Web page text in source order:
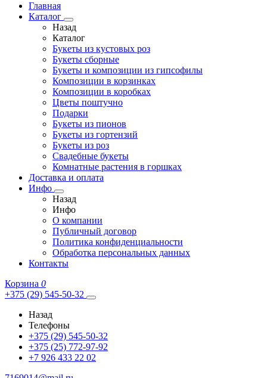
Главная
Каталог
Назад
Каталог
Букеты из кустовых роз
Букеты сборные
Букеты и композиции из гипсофилы
Композиции в корзинках
Композиции в коробках
Цветы поштучно
Подарки
Букеты из пионов
Букеты из гортензий
Букеты из роз
Свадебные букеты
Комнатные растения в горшках
Доставка и оплата
Инфо
Назад
Инфо
О компании
Публичный договор
Политика конфиденциальности
Обработка персональных данных
Контакты
Корзина 0
+375 (29) 545-50-32
Назад
Телефоны
+375 (29) 545-50-32
+375 (25) 772-97-92
+7 926 433 22 02